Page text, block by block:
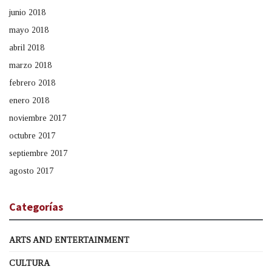
junio 2018
mayo 2018
abril 2018
marzo 2018
febrero 2018
enero 2018
noviembre 2017
octubre 2017
septiembre 2017
agosto 2017
Categorías
ARTS AND ENTERTAINMENT
CULTURA